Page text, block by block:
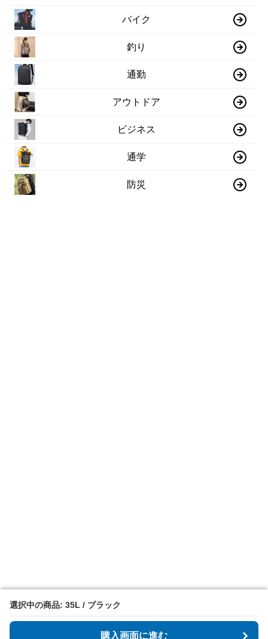
選択中の商品: 35L / ブラック
購入画面に進む
選択中の商品: 35L / ブラック
購入画面に進む
バイク
釣り
通勤
アウトドア
ビジネス
通学
防災